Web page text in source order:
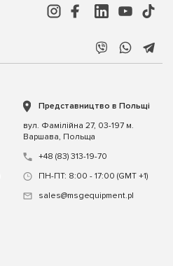
Представництво в Польщі
вул. Фамілійна 27, 03-197 м.
Варшава, Польща
+48 (83) 313-19-70
ПН-ПТ: 8:00 - 17:00 (GMT +1)
sales@msgequipment.pl